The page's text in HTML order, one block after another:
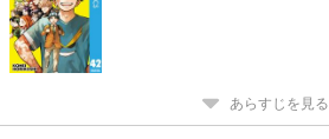
あらすじを見る